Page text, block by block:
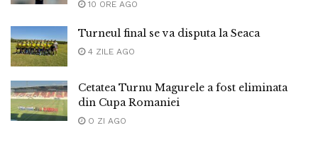
10 ORE AGO
Turneul final se va disputa la Seaca
4 ZILE AGO
Cetatea Turnu Magurele a fost eliminata
din Cupa Romaniei
O ZI AGO